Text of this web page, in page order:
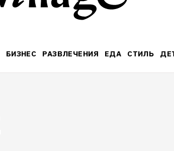
БИЗНЕС РАЗВЛЕЧЕНИЯ ЕДА СТИЛЬ